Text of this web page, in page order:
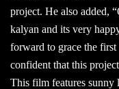
project. He also added,
kalyan and its very
forward to grace the
confident that this
This film features sunny